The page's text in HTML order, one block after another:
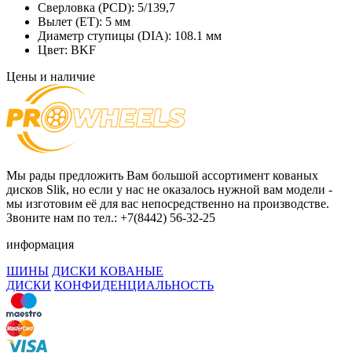
Сверловка (PCD): 5/139,7
Вылет (ET): 5 мм
Диаметр ступицы (DIA): 108.1 мм
Цвет: BKF
Цены и наличие
Мы рады предложить Вам большой ассортимент кованых
дисков Slik, но если у нас не оказалось нужной вам модели -
мы изготовим её для вас непосредственно на производстве.
Звоните нам по тел.: +7(8442) 56-32-25
информация
ШИНЫ ДИСКИ КОВАНЫЕ
ДИСКИ КОНФИДЕНЦИАЛЬНОСТЬ